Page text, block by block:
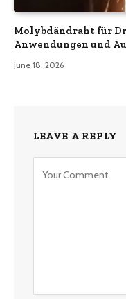
Molybdändraht für
Anwendungen und
June 18, 2026
LEAVE A REPLY